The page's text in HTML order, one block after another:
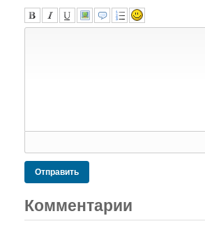
Отправить
Комментарии